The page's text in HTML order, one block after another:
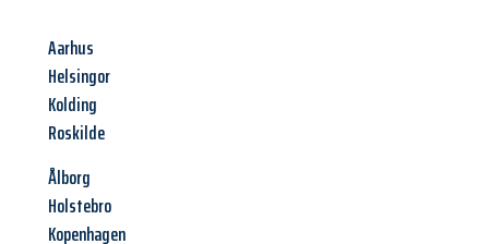
Aarhus
Helsingor
Kolding
Roskilde
Ålborg
Holstebro
Kopenhagen